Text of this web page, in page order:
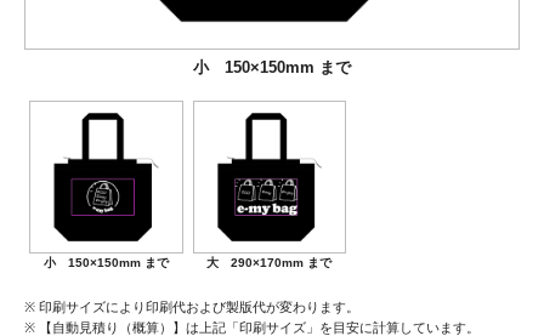
小 150×150mm まで
大 290×170mm まで
小 150×150mm まで 大 290×170mm まで
印刷サイズにより印刷代および製版代が変わります。
【自動見積り（概算）】は上記「印刷サイズ」を目安に計算しています。